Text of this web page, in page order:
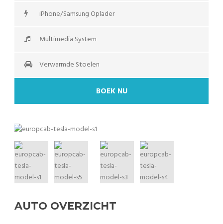
iPhone/Samsung Oplader
Multimedia System
Verwarmde Stoelen
BOEK NU
AUTO OVERZICHT